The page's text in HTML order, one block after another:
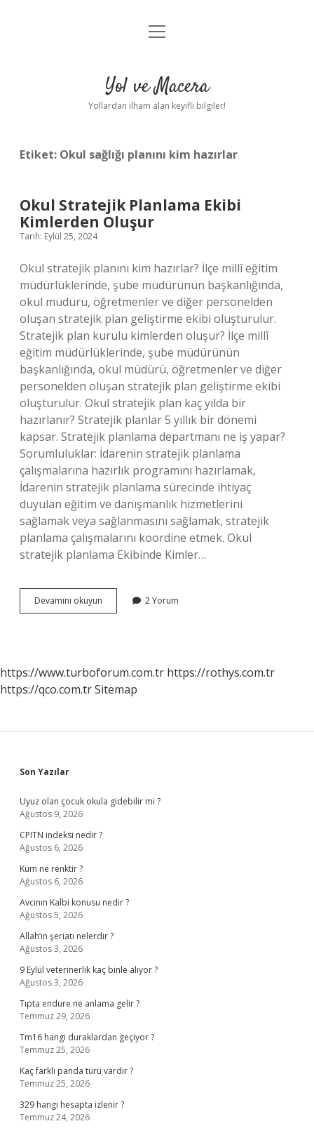
Anasayfa
Yasal Uyarı
menüyü
Yol ve Macera
Yollardan ilham alan keyifli bilgiler!
Etiket: Okul sağlığı planını kim hazırlar
Okul Stratejik Planlama Ekibi
Kimlerden Oluşur
Tarih: Eylül 25, 2024
Okul stratejik planını kim hazırlar? İlçe millî eğitim
müdürlüklerinde, şube müdürünün başkanlığında,
okul müdürü, öğretmenler ve diğer personelden
oluşan stratejik plan geliştirme ekibi oluşturulur.
Stratejik plan kurulu kimlerden oluşur? İlçe millî
eğitim müdürlüklerinde, şube müdürünün
başkanlığında, okul müdürü, öğretmenler ve diğer
personelden oluşan stratejik plan geliştirme ekibi
oluşturulur. Okul stratejik plan kaç yılda bir
hazırlanır? Stratejik planlar 5 yıllık bir dönemi
kapsar. Stratejik planlama departmanı ne iş yapar?
Sorumluluklar: İdarenin stratejik planlama
çalışmalarına hazırlık programını hazırlamak,
İdarenin stratejik planlama sürecinde ihtiyaç
duyulan eğitim ve danışmanlık hizmetlerini
sağlamak veya sağlanmasını sağlamak, stratejik
planlama çalışmalarını koordine etmek. Okul
stratejik planlama Ekibinde Kimler…
Devamını okuyun
Stratejik
2 Yorum
https://www.turboforum.com.tr https://rothys.com.tr
https://qco.com.trSitemap
Sidebar
Son Yazılar
Uyuz olan çocuk okula gidebilir mi ?
Ağustos 9, 2026
CPITN indeksi nedir ?
Ağustos 6, 2026
Kum ne renktir ?
Ağustos 6, 2026
Avcının Kalbi konusu nedir ?
Ağustos 5, 2026
Allah’ın şeriatı nelerdir ?
Ağustos 3, 2026
9 Eylül veterinerlik kaç binle alıyor ?
Ağustos 3, 2026
Tıpta endure ne anlama gelir ?
Temmuz 29, 2026
Tm16 hangi duraklardan geçiyor ?
Temmuz 25, 2026
Kaç farklı panda türü vardır ?
Temmuz 25, 2026
329 hangi hesapta izlenir ?
Temmuz 24, 2026